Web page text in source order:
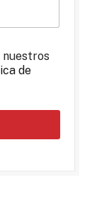
de